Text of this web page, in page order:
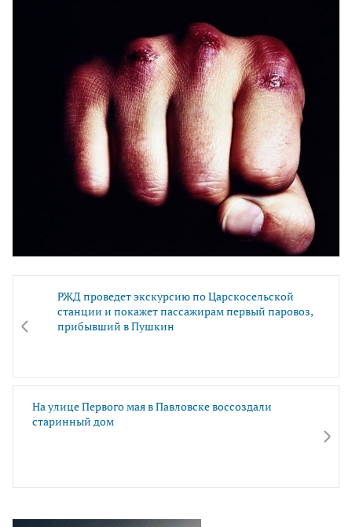
РЖД проведет экскурсию по Царскосельской
станции и покажет пассажирам первый паровоз,
прибывший в Пушкин
На улице Первого мая в Павловске воссоздали
старинный дом